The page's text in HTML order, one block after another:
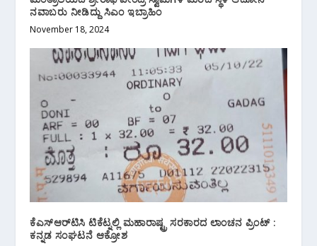
ನವಾಬರು ನೀಡಿದ್ದು ಸಿಎಂ ಇಬ್ರಾಹಿಂ
November 18, 2024
ಕೆಎಸ್‌ಆರ್‌ಟಿಸಿ ಟಿಕೆಟ್ನಲ್ಲಿ ಮಹಾರಾಷ್ಟ್ರ ಸರಕಾರದ ಲಾಂಚನ ಪ್ರಿಂಟ್ :
ಕನ್ನಡ ಸಂಘಟನೆ ಆಕ್ರೋಶ